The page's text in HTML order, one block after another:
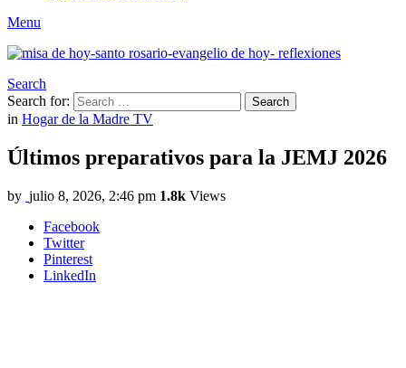
Menu
Search
Search for:
Search
in Hogar de la Madre TV
Últimos preparativos para la JEMJ 2026
by julio 8, 2026, 2:46 pm 1.8k Views
Facebook
Twitter
Pinterest
LinkedIn